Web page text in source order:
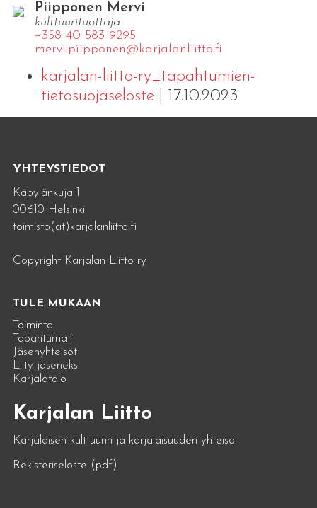
Piipponen Mervi
kulttuurituottaja
+358 40 583 9295
mervi.​piipponen@​kar​jala​nlii​tto.​fi
karjalan-liitto-ry_tapahtumien-
tietosuojaseloste| 17.10.2023
YHTEYSTIEDOT
Käpylänkuja 1
00610 Helsinki
toimisto(at)karjalanliitto.fi
Copyright Karjalan Liitto ry
TULE MUKAAN
Toiminta
Tapahtumat
Jäsenyhteisöt
Liity jäseneksi
Karjalatalo
Karjalan Liitto
Karjalaisen kulttuurin ja karjalaisuuden yhteisö
Rekisteriseloste (pdf)